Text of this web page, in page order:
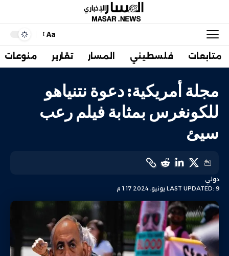
Aa
متابعات فلسطيني المسار تقارير منوعات
مجلة أمريكية: دعوة نتنياهو
للكونغرس بمثابة فيلم رعب
سيئ
LAST UPDATED: 9 يونيو، 2024 1:17 م
دولي